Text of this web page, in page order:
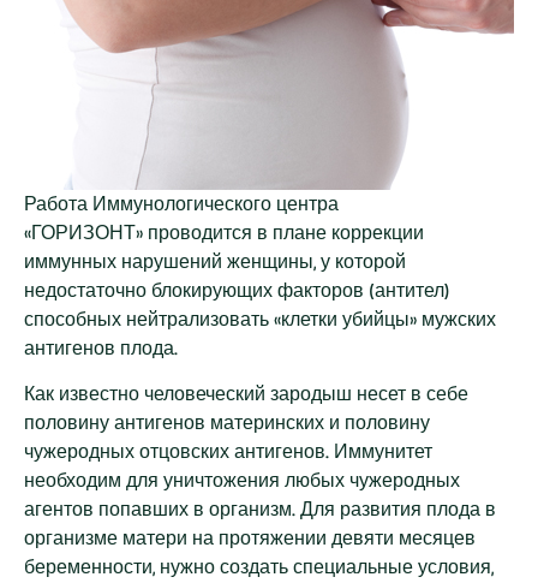
Работа Иммунологического центра
«ГОРИЗОНТ» проводится в плане коррекции
иммунных нарушений женщины, у которой
недостаточно блокирующих факторов (антител)
способных нейтрализовать «клетки убийцы» мужских
антигенов плода.
Как известно человеческий зародыш несет в себе
половину антигенов материнских и половину
чужеродных отцовских антигенов. Иммунитет
необходим для уничтожения любых чужеродных
агентов попавших в организм. Для развития плода в
организме матери на протяжении девяти месяцев
беременности, нужно создать специальные условия,